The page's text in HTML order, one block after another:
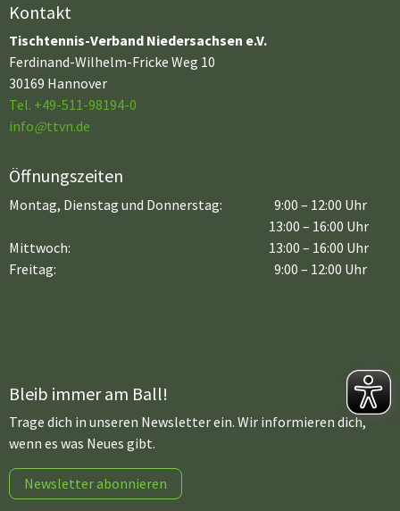
Kontakt
Tischtennis-Verband Niedersachsen e.V.
Ferdinand-Wilhelm-Fricke Weg 10
30169 Hannover
Tel. +49-511-98194-0
info@ttvn.de
Öffnungszeiten
Montag, Dienstag und Donnerstag:
9:00 – 12:00 Uhr
13:00 – 16:00 Uhr
Mittwoch:
Freitag:
13:00 – 16:00 Uhr
9:00 – 12:00 Uhr
Bleib immer am Ball!
Trage dich in unseren Newsletter ein. Wir informieren dich,
wenn es was Neues gibt.
Newsletter abonnieren